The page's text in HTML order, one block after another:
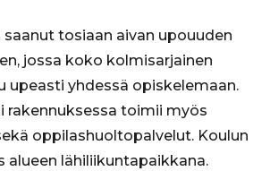
saanut tosiaan aivan upouuden
jossa koko kolmisarjainen
upeasti yhdessä opiskelemaan.
rakennuksessa toimii myös
oppilashuoltopalvelut. Koulun
alueen lähiliikuntapaikkana.